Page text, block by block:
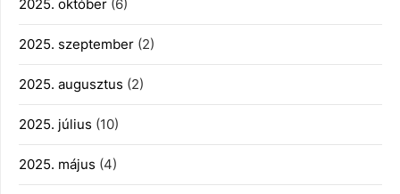
2025. október (6)
2025. szeptember (2)
2025. augusztus (2)
2025. július (10)
2025. május (4)